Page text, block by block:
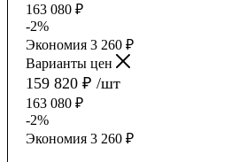
163 080 ₽
-2%
Экономия 3 260 ₽
Варианты цен
159 820 ₽ /шт
163 080 ₽
-2%
Экономия 3 260 ₽